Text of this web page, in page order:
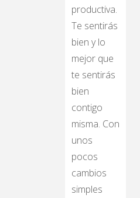
productiva.
Te sentirás
bien y lo
mejor que
te sentirás
bien
contigo
misma. Con
unos
pocos
cambios
simples